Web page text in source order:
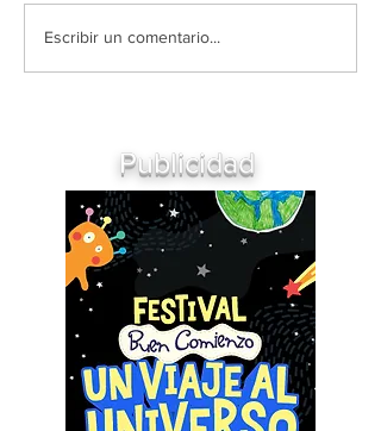
Escribir un comentario...
Publicidad